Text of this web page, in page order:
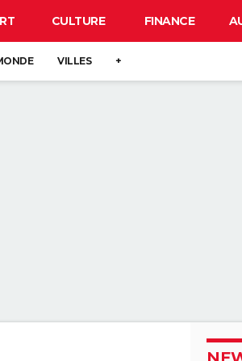
CULTURE FINANCE
VILLES +